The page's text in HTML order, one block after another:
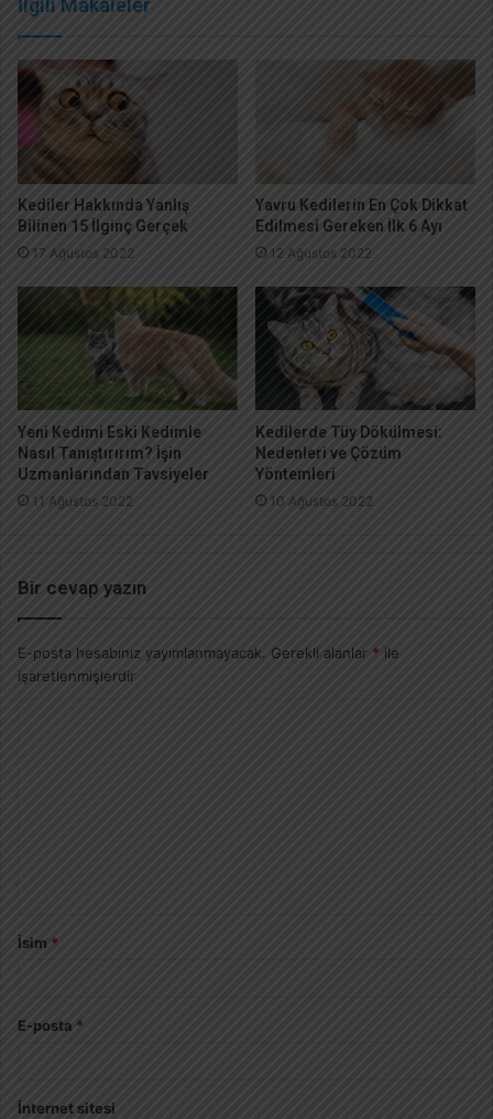
İlgili Makaleler
Kediler Hakkında Yanlış
Bilinen 15 İlginç Gerçek
17 Ağustos 2022
Yavru Kedilerin En Çok Dikkat
Edilmesi Gereken İlk 6 Ayı
12 Ağustos 2022
Yeni Kedimi Eski Kedimle
Nasıl Tanıştırırım? İşin
Uzmanlarından Tavsiyeler
11 Ağustos 2022
Kedilerde Tüy Dökülmesi:
Nedenleri ve Çözüm
Yöntemleri
10 Ağustos 2022
Bir cevap yazın
E-posta hesabınız yayımlanmayacak. Gerekli alanlar * ile
işaretlenmişlerdir
İsim *
E-posta *
İnternet sitesi